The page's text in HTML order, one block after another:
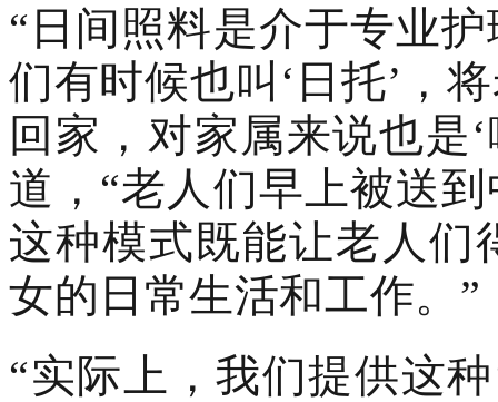
“日间照料是介于专业
们有时候也叫‘日托’，
回家，对家属来说也是
道，“老人们早上被送
这种模式既能让老人们
女的日常生活和工作。”
“实际上，我们提供这